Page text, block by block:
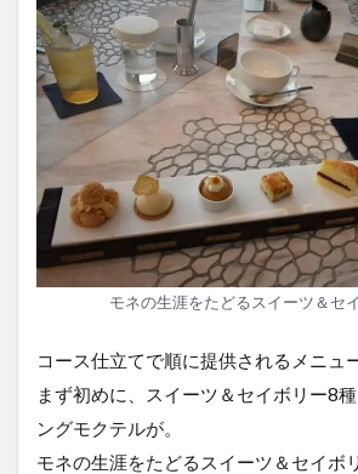
モネの生涯をたどるスイーツ＆セ
コース仕立てで順に提供されるメニュ
まず初めに、スイーツ＆セイボリー8
ングモクテルが。
モネの生涯をたどるスイーツ＆セイボ